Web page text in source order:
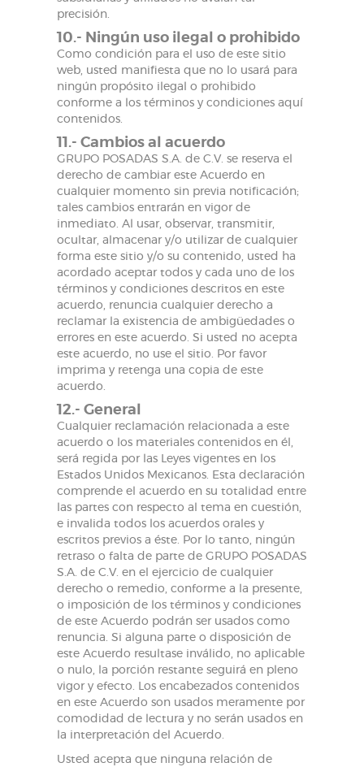
precisión.
10.- Ningún uso ilegal o prohibido
Como condición para el uso de este sitio
web, usted manifiesta que no lo usará para
ningún propósito ilegal o prohibido
conforme a los términos y condiciones aquí
contenidos.
11.- Cambios al acuerdo
GRUPO POSADAS S.A. de C.V. se reserva el
derecho de cambiar este Acuerdo en
cualquier momento sin previa notificación;
tales cambios entrarán en vigor de
inmediato. Al usar, observar, transmitir,
ocultar, almacenar y/o utilizar de cualquier
forma este sitio y/o su contenido, usted ha
acordado aceptar todos y cada uno de los
términos y condiciones descritos en este
acuerdo, renuncia cualquier derecho a
reclamar la existencia de ambigüedades o
errores en este acuerdo. Si usted no acepta
este acuerdo, no use el sitio. Por favor
imprima y retenga una copia de este
acuerdo.
12.- General
Cualquier reclamación relacionada a este
acuerdo o los materiales contenidos en él,
será regida por las Leyes vigentes en los
Estados Unidos Mexicanos. Esta declaración
comprende el acuerdo en su totalidad entre
las partes con respecto al tema en cuestión,
e invalida todos los acuerdos orales y
escritos previos a éste. Por lo tanto, ningún
retraso o falta de parte de GRUPO POSADAS
S.A. de C.V. en el ejercicio de cualquier
derecho o remedio, conforme a la presente,
o imposición de los términos y condiciones
de este Acuerdo podrán ser usados como
renuncia. Si alguna parte o disposición de
este Acuerdo resultase inválido, no aplicable
o nulo, la porción restante seguirá en pleno
vigor y efecto. Los encabezados contenidos
en este Acuerdo son usados meramente por
comodidad de lectura y no serán usados en
la interpretación del Acuerdo.
Usted acepta que ninguna relación de